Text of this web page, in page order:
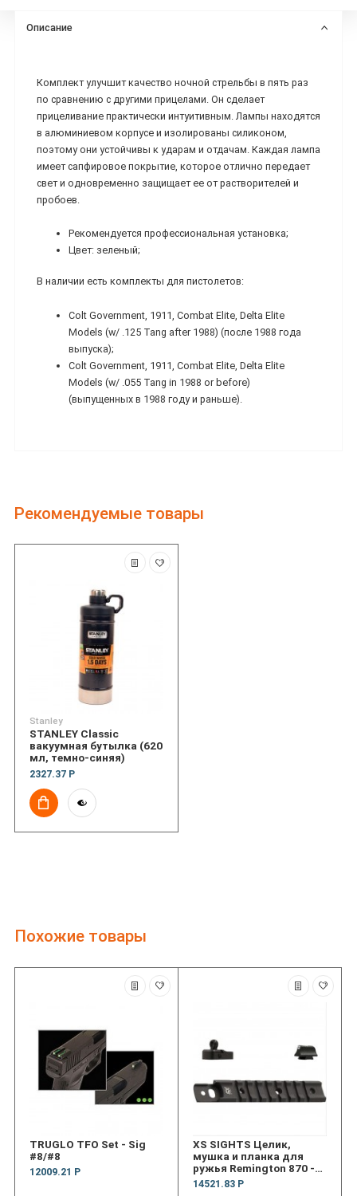
Описание
Комплект улучшит качество ночной стрельбы в пять раз
по сравнению с другими прицелами. Он сделает
прицеливание практически интуитивным. Лампы находятся
в алюминиевом корпусе и изолированы силиконом,
поэтому они устойчивы к ударам и отдачам. Каждая лампа
имеет сапфировое покрытие, которое отлично передает
свет и одновременно защищает ее от растворителей и
пробоев.
Рекомендуется профессиональная установка;
Цвет: зеленый;
В наличии есть комплекты для пистолетов:
Colt Government, 1911, Combat Elite, Delta Elite
Models (w/ .125 Tang after 1988) (после 1988 года
выпуска);
Colt Government, 1911, Combat Elite, Delta Elite
Models (w/ .055 Tang in 1988 or before)
(выпущенных в 1988 году и раньше).
Рекомендуемые товары
Stanley
STANLEY Classic
вакуумная бутылка (620
мл, темно-синяя)
2327.37 Р
Похожие товары
TRUGLO TFO Set - Sig
#8/#8
12009.21 Р
XS SIGHTS Целик,
мушка и планка для
ружья Remington 870 -
Ghost Ring, Standard Dot
14521.83 Р